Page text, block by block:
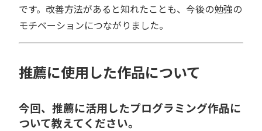
です。改善方法があると知れたことも、今後の勉強の
モチベーションにつながりました。
推薦に使用した作品について
今回、推薦に活用したプログラミング作品に
ついて教えてください。